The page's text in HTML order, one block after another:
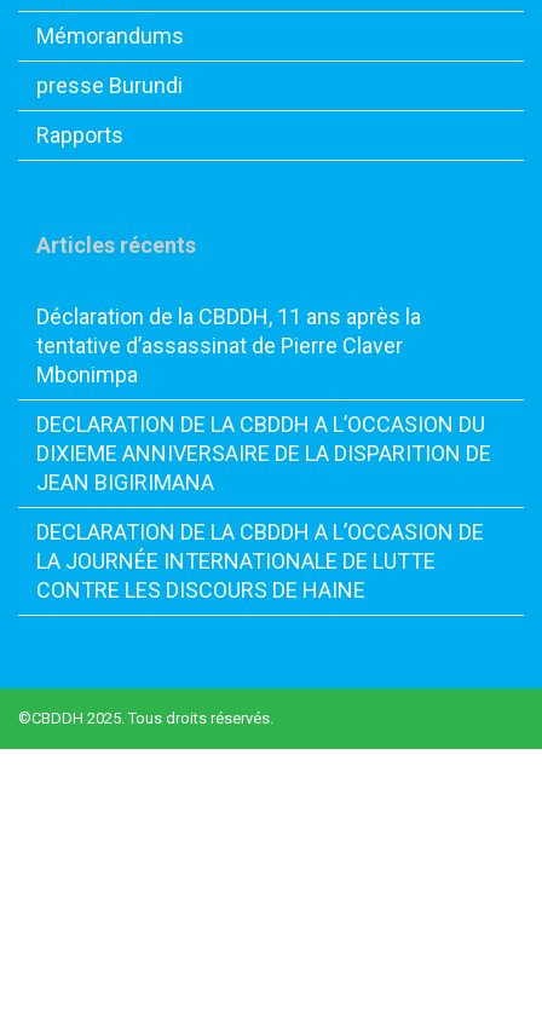
Mémorandums
presse Burundi
Rapports
Articles récents
Déclaration de la CBDDH, 11 ans après la
tentative d’assassinat de Pierre Claver
Mbonimpa
DECLARATION DE LA CBDDH A L’OCCASION DU
DIXIEME ANNIVERSAIRE DE LA DISPARITION DE
JEAN BIGIRIMANA
DECLARATION DE LA CBDDH A L’OCCASION DE
LA JOURNÉE INTERNATIONALE DE LUTTE
CONTRE LES DISCOURS DE HAINE
©CBDDH 2025. Tous droits réservés.